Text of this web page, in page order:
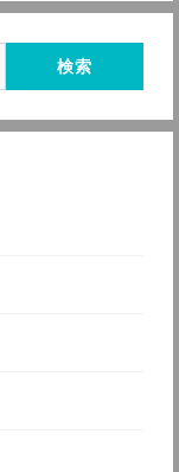
索: